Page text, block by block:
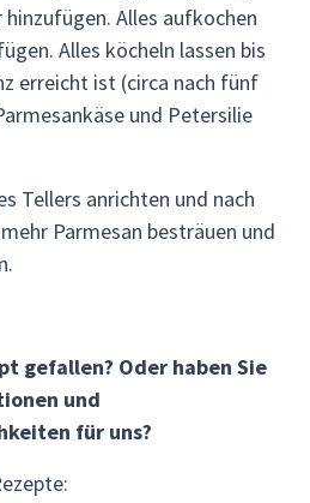
hinzufügen. Alles aufkochen
Alles köcheln lassen bis
erreicht ist (circa nach fünf
und Petersilie
Tellers anrichten und nach
Parmesan besträuen und
gefallen? Oder haben Sie
und
für uns?